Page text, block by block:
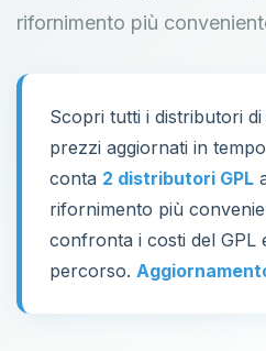
rifornimento più
Scopri tutti i distributori di
prezzi aggiornati in
conta 2 distributori GPL
rifornimento più
confronta i costi del GPL
percorso.